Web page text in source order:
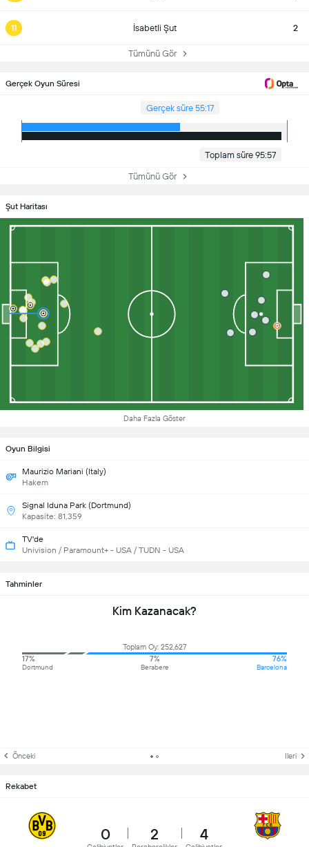
11 İsabetli Şut 2
Tümünü Gör
Gerçek Oyun Süresi
Gerçek süre 55:17
Toplam süre 95:57
Tümünü Gör
Şut Haritası
Daha Fazla Göster
Oyun Bilgisi
Maurizio Mariani (Italy)
Hakem
Signal Iduna Park (Dortmund)
Kapasite: 81,359
TV'de
Univision / Paramount+ - USA / TUDN - USA
Tahminler
Kim Kazanacak?
Toplam Oy: 252,627
17%
Dortmund
7%
Berabere
76%
Barcelona
Önceki Ileri
Rekabet
0 2 4